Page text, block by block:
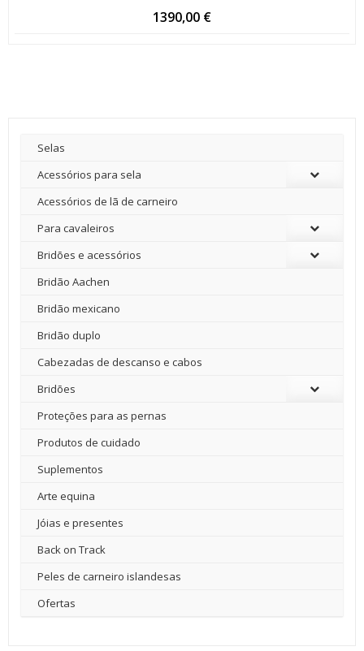
1390,00 €
Selas
Acessórios para sela
Acessórios de lã de carneiro
Para cavaleiros
Bridões e acessórios
Bridão Aachen
Bridão mexicano
Bridão duplo
Cabezadas de descanso e cabos
Bridões
Proteções para as pernas
Produtos de cuidado
Suplementos
Arte equina
Jóias e presentes
Back on Track
Peles de carneiro islandesas
Ofertas